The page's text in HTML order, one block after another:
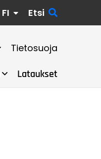
FI Etsi
Tietosuoja
Lataukset